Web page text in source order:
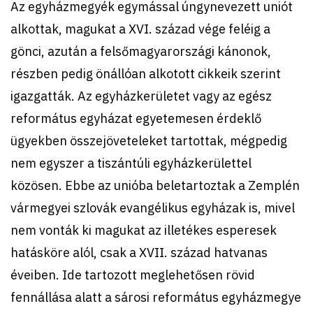
Az egyházmegyék egymással úngynevezett uniót
alkottak, magukat a XVI. század vége feléig a
gönci, azután a felsőmagyarországi kánonok,
részben pedig önállóan alkotott cikkeik szerint
igazgatták. Az egyházkerületet vagy az egész
református egyházat egyetemesen érdeklő
ügyekben összejöveteleket tartottak, mégpedig
nem egyszer a tiszántúli egyházkerülettel
közösen. Ebbe az unióba beletartoztak a Zemplén
vármegyei szlovák evangélikus egyházak is, mivel
nem vonták ki magukat az illetékes esperesek
hatásköre alól, csak a XVII. század hatvanas
éveiben. Ide tartozott meglehetősen rövid
fennállása alatt a sárosi református egyházmegye